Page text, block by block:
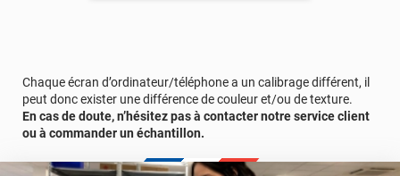
et risques de décollement.
Le terme "laize" est équivalent à la hauteur.
PERSOCOLIBRIFV
Chaque écran d’ordinateur/téléphone a un calibrage différent, il
peut donc exister une différence de couleur et/ou de texture.
En cas de doute, n’hésitez pas à contacter notre service client
ou à commander un échantillon.